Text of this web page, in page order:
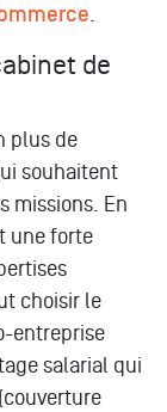
de
plus de
souhaitent
missions. En
une forte
choisir le
entreprise
salarial qui